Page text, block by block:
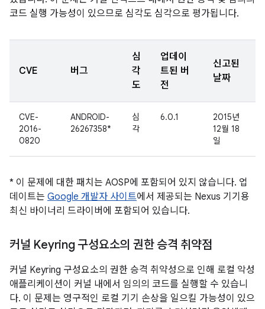
코드 실행 가능성이 있으므로 심각도 심각으로 평가됩니다.
CVE 버그
심
각
도
업데이
트된 버
전
신고된
날짜
CVE-
2016-
0820
ANDROID-
26267358*
심
각
6.0.1
2015년
12월 18
일
* 이 문제에 대한 패치는 AOSP에 포함되어 있지 않습니다. 업
데이트는 Google 개발자 사이트에서 제공되는 Nexus 기기용
최신 바이너리 드라이버에 포함되어 있습니다.
커널 Keyring 구성요소의 권한 승격 취약점
커널 Keyring 구성요소의 권한 승격 취약성으로 인해 로컬 악성
애플리케이션이 커널 내에서 임의의 코드를 실행할 수 있습니
다. 이 문제는 영구적인 로컬 기기 손상을 일으킬 가능성이 있으